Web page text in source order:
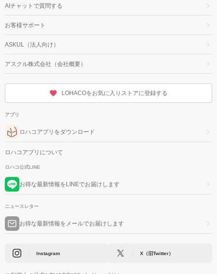
AIチャットで質問する
お客様サポート
ASKUL（法人向け）
アスクル株式会社（会社概要）
LOHACOをお気に入りストアに登録する
アプリ
ロハコアプリをダウンロード
ロハコアプリについて
ロハコ公式LINE
お得な最新情報をLINEでお届けします
ニュースレター
お得な最新情報をメールでお届けします
Instagram X（旧Twitter）